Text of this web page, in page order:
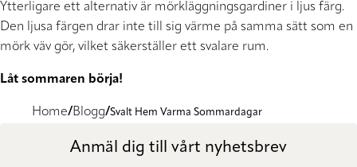
Ytterligare ett alternativ är mörkläggningsgardiner i ljus färg.
Den ljusa färgen drar inte till sig värme på samma sätt som en
mörk väv gör, vilket säkerställer ett svalare rum.
Låt sommaren börja!
Home Blogg Svalt Hem Varma Sommardagar
Anmäl dig till vårt nyhetsbrev